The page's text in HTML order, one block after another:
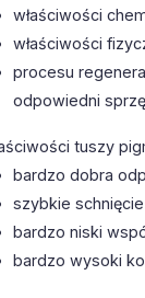
właściwości
właściwości
procesu
odpowiedni
tuszy
bardzo dobra
szybkie
bardzo niski
bardzo wysoki